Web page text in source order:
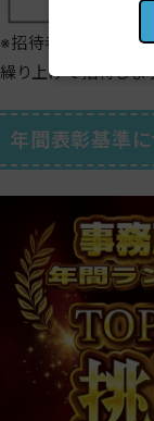
※招待者から辞退が
繰り上げて招待しま
年間表彰基準に